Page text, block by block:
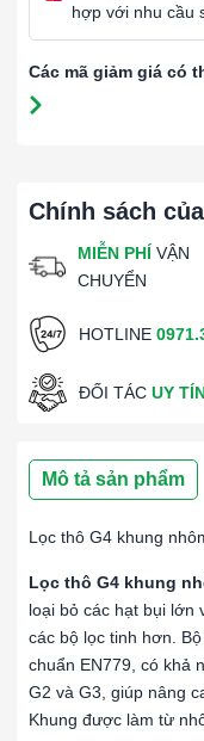
Chính sách
MIỄN PHÍ VẬN
CHUYỂN
HOTLINE
ĐỐI TÁC UY
Mô tả sản phẩm
Lọc thô G4 khung
Lọc thô G4 khung
loại bỏ các hạt bụi lớn
các bộ lọc tinh hơn.
chuẩn EN779, có khả
G2 và G3, giúp nâng
Khung được làm từ
hợp với nhu cầu
Các mã giảm giá có